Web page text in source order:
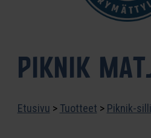
PIKNIK
Etusivu > Tuotteet > Piknik-